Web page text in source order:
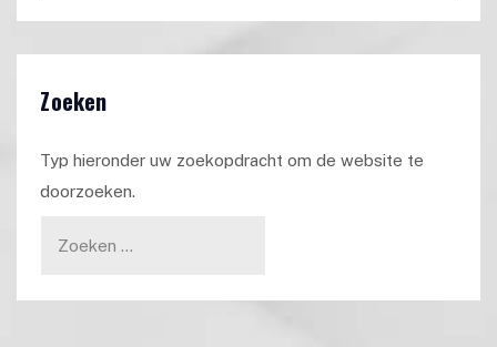
Zoeken
Typ hieronder uw zoekopdracht om de website te
doorzoeken.